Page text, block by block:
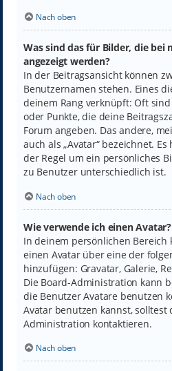
Nach oben
Was sind das für Bilder, die bei
angezeigt werden?
In der Beitragsansicht können
Benutzernamen stehen. Eines
deinem Rang verknüpft: Oft
oder Punkte, die deine
Forum angeben. Das andere,
auch als „Avatar“ bezeichnet.
der Regel um ein persönliches
zu Benutzer unterschiedlich ist.
Nach oben
Wie verwende ich einen Avatar?
In deinem persönlichen Bereich
einen Avatar über eine der
hinzufügen: Gravatar, Galerie,
Die Board-Administration kann
die Benutzer Avatare benutzen
Avatar benutzen kannst, solltest
Administration kontaktieren.
Nach oben